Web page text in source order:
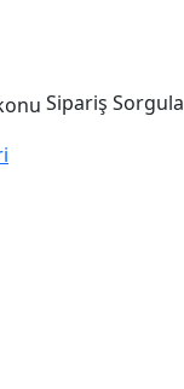
Sipariş Sorgula